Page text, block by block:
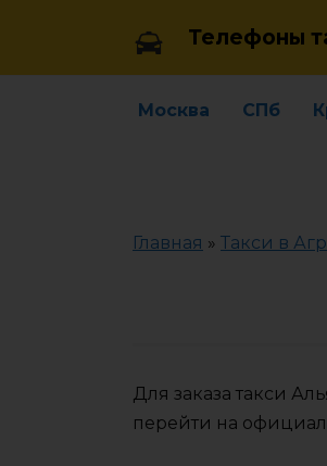
Телефоны
Москва СПб
Главная » Такси в
Для заказа такси
перейти на